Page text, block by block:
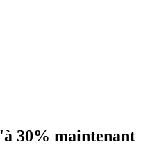
30% maintenant